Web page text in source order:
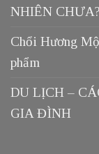
NHIÊN CHƯA?
Chổi Hương
phẩm
DU LỊCH –
GIA ĐÌNH